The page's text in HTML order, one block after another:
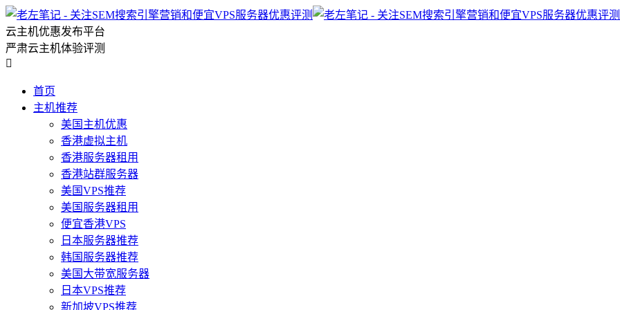
云主机优惠发布平台
严肃云主机体验评测

首页
主机推荐
美国主机优惠
香港虚拟主机
香港服务器租用
香港站群服务器
美国VPS推荐
美国服务器租用
便宜香港VPS
日本服务器推荐
韩国服务器推荐
美国大带宽服务器
日本VPS推荐
新加坡VPS推荐